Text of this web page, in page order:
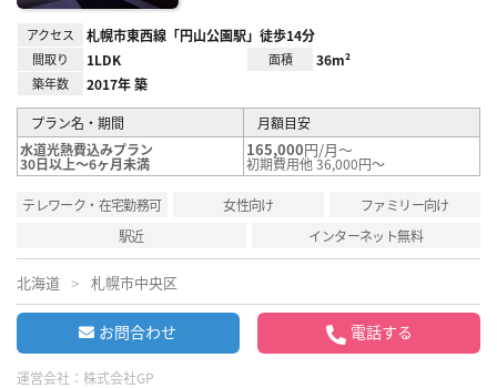
アクセス 札幌市東西線「円山公園駅」徒歩14分
間取り 1LDK 面積 36m²
築年数 2017年 築
プラン名・期間
月額目安
水道光熱費込みプラン
30日以上～6ヶ月未満
165,000円/月～
初期費用他 36,000円～
テレワーク・在宅勤務可 女性向け
ファミリー向け
駅近
インターネット無料
北海道 札幌市中央区
お問合わせ 電話する
運営会社： 株式会社GP